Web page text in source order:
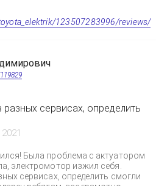
123507283996/reviews/
сервисах, определить
Была проблема с актуатором
электромотор изжил себя.
сервисах, определить смогли